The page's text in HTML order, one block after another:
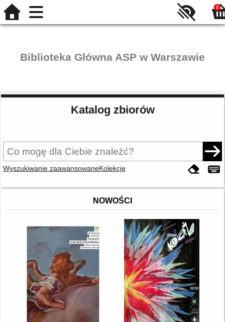
0
Biblioteka Główna ASP w Warszawie
Katalog zbiorów
Wyszukiwanie zaawansowaneKolekcje
NOWOŚCI